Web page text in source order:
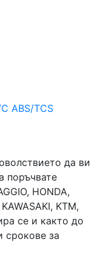
ABS/TCS
да ви
поръчвате
HONDA,
KTM,
се и както до
срокове за